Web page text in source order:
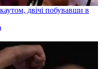
двічі побувавши в